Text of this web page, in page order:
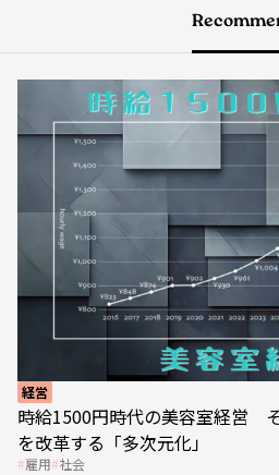
経営
時給1500円時代の美容室経営
を改革する「多次元化」
雇用 社会